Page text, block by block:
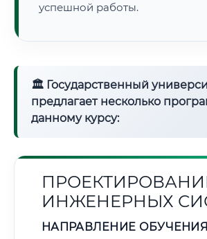
успешной работы.
🏛 Государственный
предлагает несколько
данному курсу:
ИНЖЕНЕРНЫХ
НАПРАВЛЕНИЕ